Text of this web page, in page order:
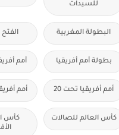
للسيدات
البطولة المغربية الفتح
بطولة أمم أفريقيا أمم
أمم أفريقيا تحت 20 أمم
كأس العالم للصالات
كأس